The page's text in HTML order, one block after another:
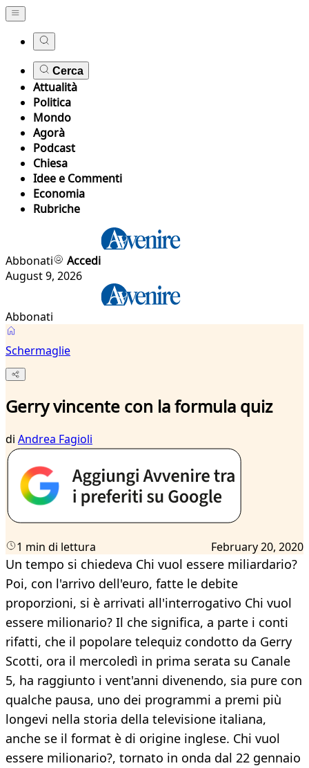
Cerca
Attualità
Politica
Mondo
Agorà
Podcast
Chiesa
Idee e Commenti
Economia
Rubriche
Abbonati
Accedi
August 9, 2026
Abbonati
Schermaglie
Gerry vincente con la formula quiz
di Andrea Fagioli
1 min di lettura February 20, 2020
Un tempo si chiedeva Chi vuol essere miliardario?
Poi, con l'arrivo dell'euro, fatte le debite
proporzioni, si è arrivati all'interrogativo Chi vuol
essere milionario? Il che significa, a parte i conti
rifatti, che il popolare telequiz condotto da Gerry
Scotti, ora il mercoledì in prima serata su Canale
5, ha raggiunto i vent'anni divenendo, sia pure con
qualche pausa, uno dei programmi a premi più
longevi nella storia della televisione italiana,
anche se il format è di origine inglese. Chi vuol
essere milionario?, tornato in onda dal 22 gennaio